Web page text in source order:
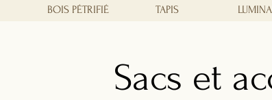
BOIS PÉTRIFIÉ TAPIS
Sacs et